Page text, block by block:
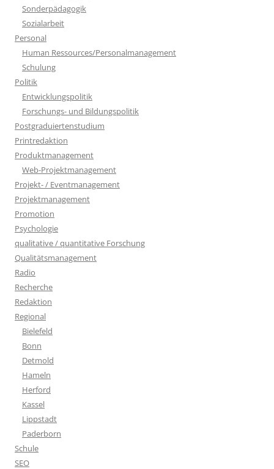
Sonderpädagogik
Sozialarbeit
Personal
Human Ressources/Personalmanagement
Schulung
Politik
Entwicklungspolitik
Forschungs- und Bildungspolitik
Postgraduiertenstudium
Printredaktion
Produktmanagement
Web-Projektmanagement
Projekt- / Eventmanagement
Projektmanagement
Promotion
Psychologie
qualitative / quantitative Forschung
Qualitätsmanagement
Radio
Recherche
Redaktion
Regional
Bielefeld
Bonn
Detmold
Hameln
Herford
Kassel
Lippstadt
Paderborn
Schule
SEO